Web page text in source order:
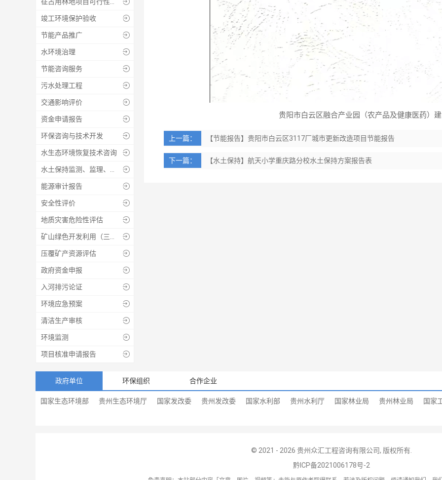

竣工环境保护验收 
节能产品推广 
水环境治理 
节能咨询服务 
污水处理工程 
交通影响评价 
资金申请报告 
环保咨询与技术开发 
水生态环境恢复技术咨询 

能源审计报告 
安全性评价 
地质灾害危险性评估 

压覆矿产资源评估 
政府资金申报 
入河排污论证 
环境应急预案 
清洁生产审核 
环境监测 
项目核准申请报告 
贵阳市白云区融合产业园（农产品及健康医药）
上一篇： 【节能报告】贵阳市白云区3117厂城市更新改造项目节能报告
下一篇： 【水土保持】航天小学重庆路分校水土保持方案报告表
政府单位 环保组织 合作企业
国家生态环境部 贵州生态环境厅 国家发改委 贵州发改委 国家水利部 贵州水利厅 国家林业局 贵州林业局 国家
© 2021 - 2026 贵州众汇工程咨询有限公司, 版权所有.
黔ICP备2021006178号-2